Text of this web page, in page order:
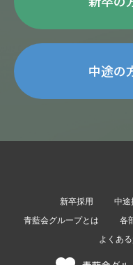
中途の
新卒採用 中途
青藍会グループとは
各
よくあ